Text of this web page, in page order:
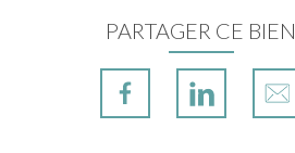
PARTAGER CE BIEN